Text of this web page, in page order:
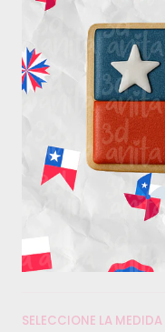
SELECCIONE LA MEDIDA